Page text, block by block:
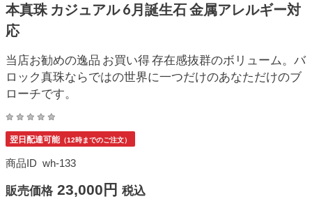
本真珠 カジュアル 6月誕生石 金属アレルギー対
応
当店お勧めの逸品 お買い得 存在感抜群のボリューム。バ
ロック真珠ならではの世界に一つだけのあなただけのブ
ローチです。
翌日配達可能（12時までのご注文）
商品ID wh-133
販売価格 23,000円 税込